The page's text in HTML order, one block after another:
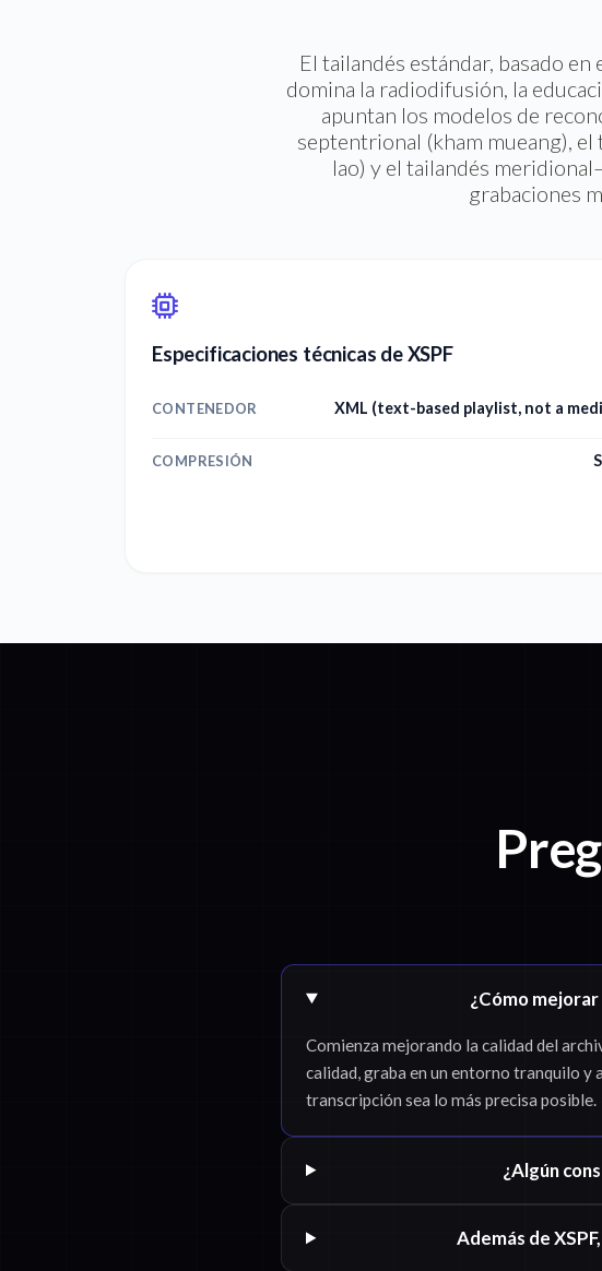
El tailandés estándar, basado
domina la radiodifusión, la
apuntan los modelos de
septentrional (kham mueang),
lao) y el tailandés
grabaciones
Especificaciones técnicas de XSPF
CONTENEDOR XML (text-based playlist, not a
COMPRESIÓN
¿Cómo
Comienza mejorando la calidad del
calidad, graba en un entorno tranquilo y
transcripción sea lo más precisa posible.
¿Algún
Además de